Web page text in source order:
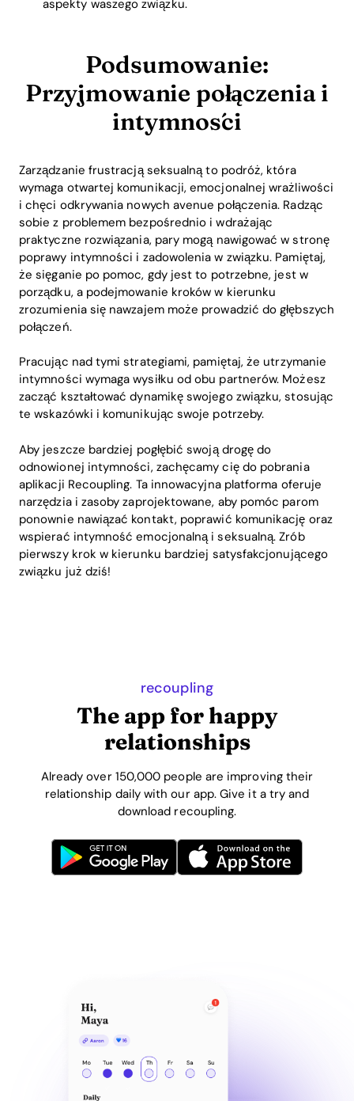
aspekty waszego związku.
Podsumowanie:
Przyjmowanie połączenia i
intymności
Zarządzanie frustracją seksualną to podróż, która
wymaga otwartej komunikacji, emocjonalnej wrażliwości
i chęci odkrywania nowych avenue połączenia. Radząc
sobie z problemem bezpośrednio i wdrażając
praktyczne rozwiązania, pary mogą nawigować w stronę
poprawy intymności i zadowolenia w związku. Pamiętaj,
że sięganie po pomoc, gdy jest to potrzebne, jest w
porządku, a podejmowanie kroków w kierunku
zrozumienia się nawzajem może prowadzić do głębszych
połączeń.
Pracując nad tymi strategiami, pamiętaj, że utrzymanie
intymności wymaga wysiłku od obu partnerów. Możesz
zacząć kształtować dynamikę swojego związku, stosując
te wskazówki i komunikując swoje potrzeby.
Aby jeszcze bardziej pogłębić swoją drogę do
odnowionej intymności, zachęcamy cię do pobrania
aplikacji Recoupling. Ta innowacyjna platforma oferuje
narzędzia i zasoby zaprojektowane, aby pomóc parom
ponownie nawiązać kontakt, poprawić komunikację oraz
wspierać intymność emocjonalną i seksualną. Zrób
pierwszy krok w kierunku bardziej satysfakcjonującego
związku już dziś!
recoupling
The app for happy
relationships
Already over 150,000 people are improving their
relationship daily with our app. Give it a try and
download recoupling.